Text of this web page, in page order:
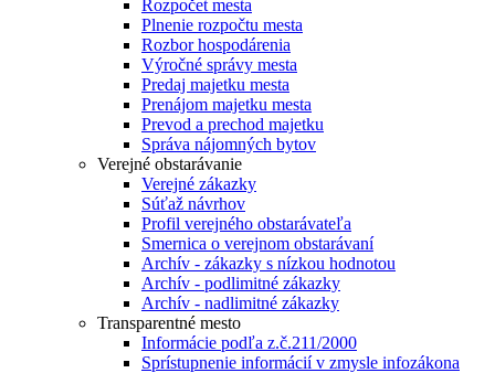
Rozpočet mesta
Plnenie rozpočtu mesta
Rozbor hospodárenia
Výročné správy mesta
Predaj majetku mesta
Prenájom majetku mesta
Prevod a prechod majetku
Správa nájomných bytov
Verejné obstarávanie
Verejné zákazky
Súťaž návrhov
Profil verejného obstarávateľa
Smernica o verejnom obstarávaní
Archív - zákazky s nízkou hodnotou
Archív - podlimitné zákazky
Archív - nadlimitné zákazky
Transparentné mesto
Informácie podľa z.č.211/2000
Sprístupnenie informácií v zmysle infozákona